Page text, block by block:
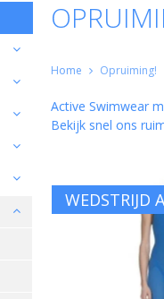
Home Opruiming!
Active Swimwear
Bekijk snel ons
WEDSTRIJD